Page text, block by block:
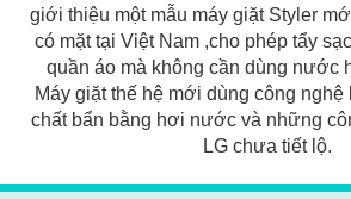
giới thiệu một mẫu máy giặt Styler
có mặt tại Việt Nam ,cho phép tẩy
quần áo mà không cần dùng nước
Máy giặt thế hệ mới dùng công nghệ
chất bẩn bằng hơi nước và những
LG chưa tiết lộ.